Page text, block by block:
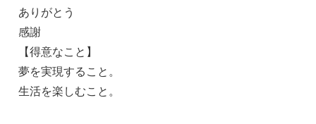
ありがとう
感謝
【得意なこと】
夢を実現すること。
生活を楽しむこと。